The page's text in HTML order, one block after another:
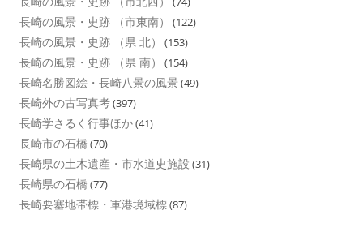
長崎の風景・史跡 （市東南） (122)
長崎の風景・史跡 （県 北） (153)
長崎の風景・史跡 （県 南） (154)
長崎名勝図絵・長崎八景の風景 (49)
長崎外の古写真考(397)
長崎学さるく行事ほか(41)
長崎市の石橋 (70)
長崎県の土木遺産・市水道史施設 (31)
長崎県の石橋 (77)
長崎要塞地帯標・軍港境域標(87)